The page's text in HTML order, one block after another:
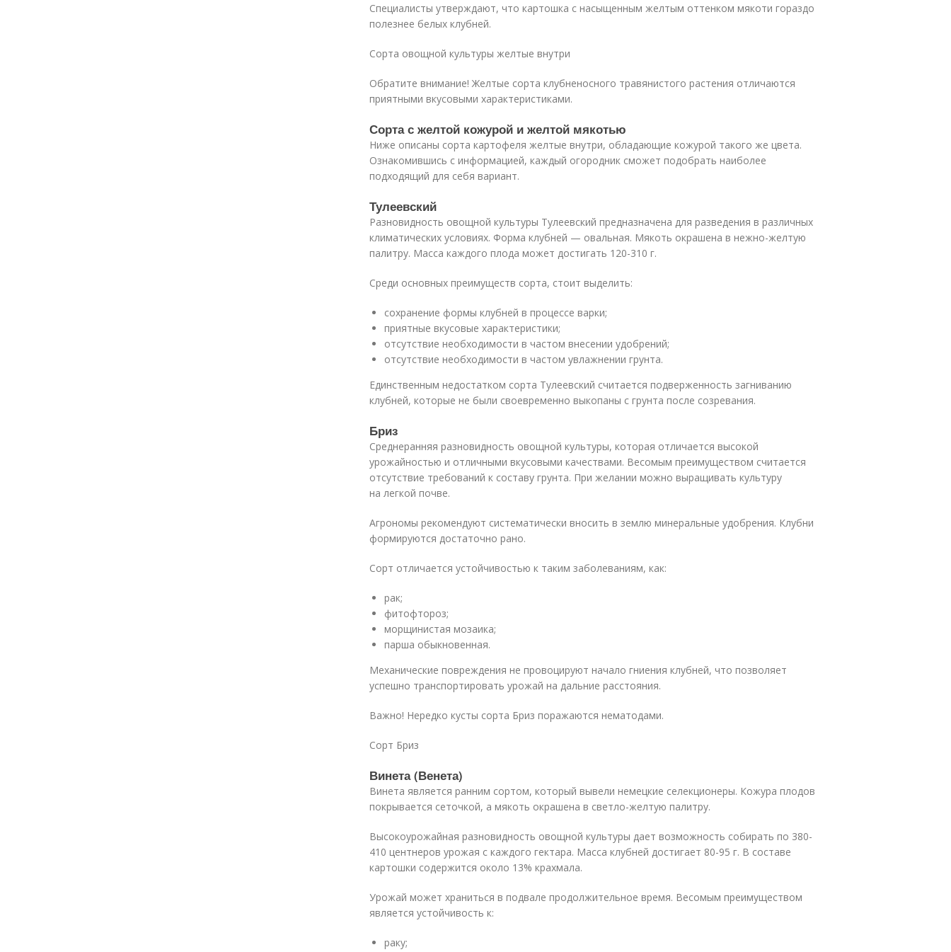
Специалисты утверждают, что картошка с насыщенным желтым оттенком мякоти гораздо
полезнее белых клубней.
Сорта овощной культуры желтые внутри
Обратите внимание! Желтые сорта клубненосного травянистого растения отличаются
приятными вкусовыми характеристиками.
Сорта с желтой кожурой и желтой мякотью
Ниже описаны сорта картофеля желтые внутри, обладающие кожурой такого же цвета.
Ознакомившись с информацией, каждый огородник сможет подобрать наиболее
подходящий для себя вариант.
Тулеевский
Разновидность овощной культуры Тулеевский предназначена для разведения в различных
климатических условиях. Форма клубней — овальная. Мякоть окрашена в нежно-желтую
палитру. Масса каждого плода может достигать 120-310 г.
Среди основных преимуществ сорта, стоит выделить:
сохранение формы клубней в процессе варки;
приятные вкусовые характеристики;
отсутствие необходимости в частом внесении удобрений;
отсутствие необходимости в частом увлажнении грунта.
Единственным недостатком сорта Тулеевский считается подверженность загниванию
клубней, которые не были своевременно выкопаны с грунта после созревания.
Бриз
Среднеранняя разновидность овощной культуры, которая отличается высокой
урожайностью и отличными вкусовыми качествами. Весомым преимуществом считается
отсутствие требований к составу грунта. При желании можно выращивать культуру
на легкой почве.
Агрономы рекомендуют систематически вносить в землю минеральные удобрения. Клубни
формируются достаточно рано.
Сорт отличается устойчивостью к таким заболеваниям, как:
рак;
фитофтороз;
морщинистая мозаика;
парша обыкновенная.
Механические повреждения не провоцируют начало гниения клубней, что позволяет
успешно транспортировать урожай на дальние расстояния.
Важно! Нередко кусты сорта Бриз поражаются нематодами.
Сорт Бриз
Винета (Венета)
Винета является ранним сортом, который вывели немецкие селекционеры. Кожура плодов
покрывается сеточкой, а мякоть окрашена в светло-желтую палитру.
Высокоурожайная разновидность овощной культуры дает возможность собирать по 380-
410 центнеров урожая с каждого гектара. Масса клубней достигает 80-95 г. В составе
картошки содержится около 13% крахмала.
Урожай может храниться в подвале продолжительное время. Весомым преимуществом
является устойчивость к:
раку;